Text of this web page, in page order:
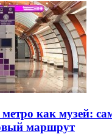
метро как музей:
маршрут